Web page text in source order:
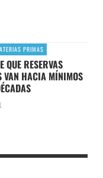
PRIMAS
QUE RESERVAS
VAN HACIA MÍNIMOS